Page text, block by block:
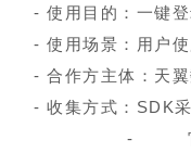
- 使用目的：一键
- 使用场景：用户
- 合作方主体：天
- 收集方式：SDK
- 官